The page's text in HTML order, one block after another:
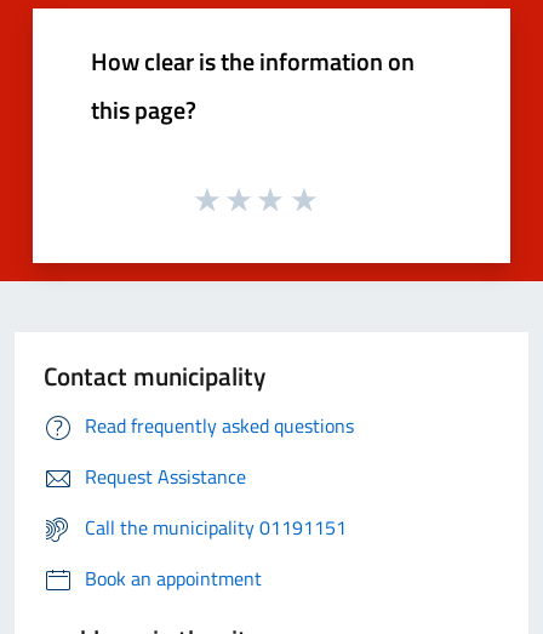
How clear is the information on
this page?
Contact municipality
Read frequently asked questions
Request Assistance
Call the municipality 01191151
Book an appointment